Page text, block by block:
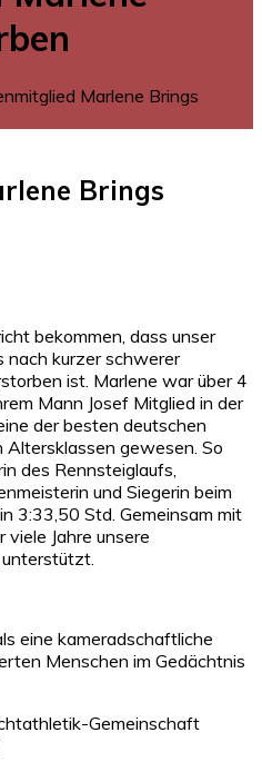
Marlene Brings
Brings
bekommen, dass unser
nach kurzer schwerer
ist. Marlene war über 4
Mann Josef Mitglied in der
der besten deutschen
Altersklassen gewesen. So
des Rennsteiglaufs,
und Siegerin beim
3:33,50 Std. Gemeinsam mit
viele Jahre unsere
eine kameradschaftliche
Menschen im Gedächtnis
Gemeinschaft